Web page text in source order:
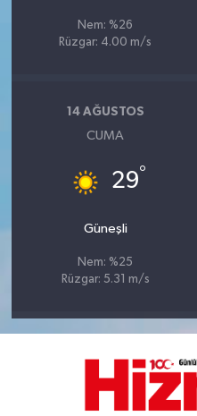
Nem: %26
Rüzgar: 4.00 m/s
14 AĞUSTOS
CUMA
29°
Güneşli
Nem: %25
Rüzgar: 5.31 m/s